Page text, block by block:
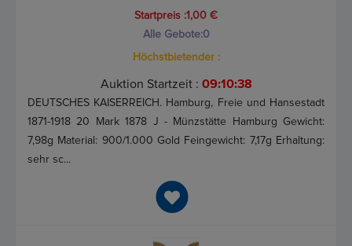
Startpreis :1,00 €
Alle Gebote:0
Höchstbietender :
Auktion Startzeit : 09:10:37
DEUTSCHES KAISERREICH. Hamburg, Freie und Hansestadt
1871-1918 20 Mark 1878 J - Münzstätte Hamburg Gewicht:
7,98g Material: 900/1.000 Gold Feingewicht: 7,17g Erhaltung:
sehr sc...